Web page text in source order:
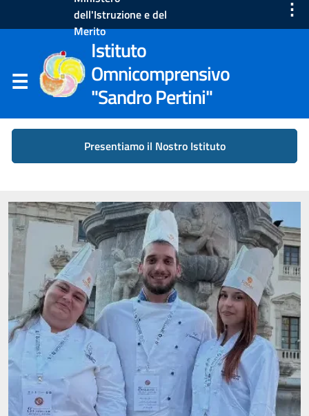
dell'Istruzione e del
Merito
⋮
Istituto
Omnicomprensivo
"Sandro Pertini"
Presentiamo il Nostro Istituto